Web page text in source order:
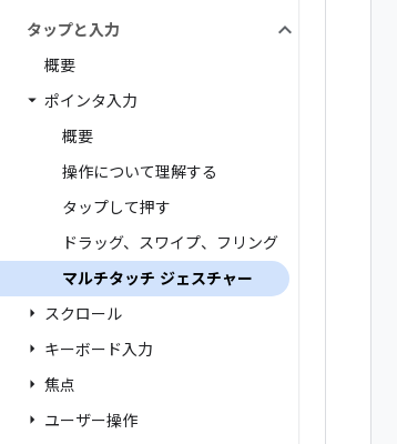
タップと入力
概要
ポインタ入力
概要
操作について理解する
タップして押す
ドラッグ、スワイプ、フリング
マルチタッチ ジェスチャー
スクロール
キーボード入力
焦点
ユーザー操作